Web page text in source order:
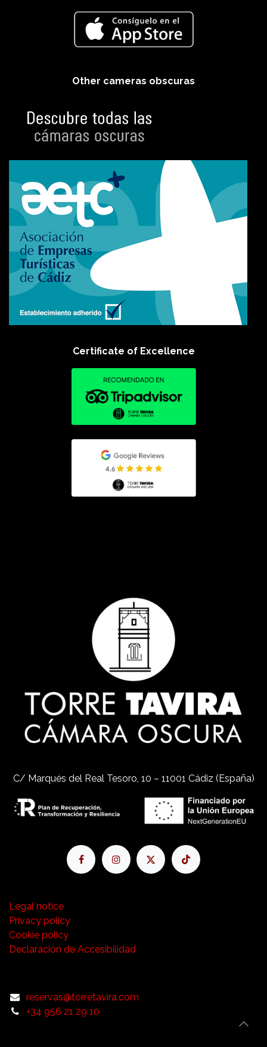
Other cameras obscuras
Certificate of Excellence
Legal notice
Privacy policy
Cookie policy
Declaración de Accesibilidad
C/ Marqués del Real Tesoro, 10 – 11001 Cádiz (España)
reservas@torretavira.com
+34 956 21 29 10